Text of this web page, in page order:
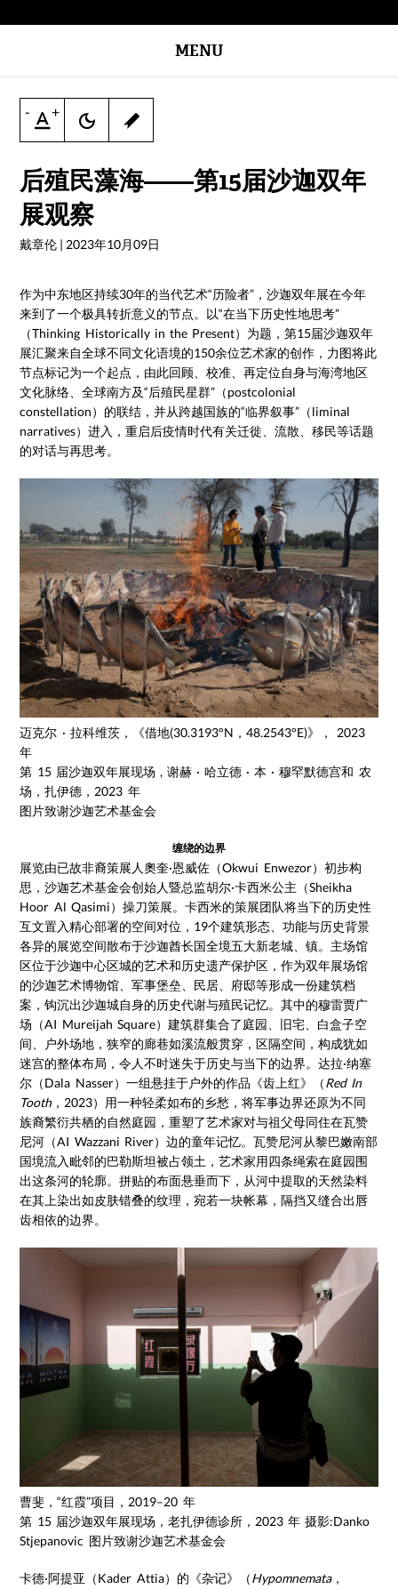
MENU
- +
后殖民藻海——第15届沙迦双年
展观察
戴章伦 | 2023年10月09日
作为中东地区持续30年的当代艺术“历险者”，沙迦双年展在今年
来到了一个极具转折意义的节点。以“在当下历史性地思考”
（Thinking Historically in the Present）为题，第15届沙迦双年
展汇聚来自全球不同文化语境的150余位艺术家的创作，力图将此
节点标记为一个起点，由此回顾、校准、再定位自身与海湾地区
文化脉络、全球南方及“后殖民星群”（postcolonial
constellation）的联结，并从跨越国族的“临界叙事”（liminal
narratives）进入，重启后疫情时代有关迁徙、流散、移民等话题
的对话与再思考。
迈克尔 · 拉科维茨，《借地(30.3193°N，48.2543°E)》， 2023
年
第 15 届沙迦双年展现场 , 谢赫 · 哈立德 · 本 · 穆罕默德宫和 农
场，扎伊德，2023 年
图片致谢沙迦艺术基金会
缠绕的边界
展览由已故非裔策展人奧奎·恩威佐（Okwui Enwezor）初步构
思，沙迦艺术基金会创始人暨总监胡尔·卡西米公主（Sheikha
Hoor Al Qasimi）操刀策展。卡西米的策展团队将当下的历史性
互文置入精心部署的空间对位，19个建筑形态、功能与历史背景
各异的展览空间散布于沙迦酋长国全境五大新老城、镇。主场馆
区位于沙迦中心区城的艺术和历史遗产保护区，作为双年展场馆
的沙迦艺术博物馆、军事堡垒、民居、府邸等形成一份建筑档
案，钩沉出沙迦城自身的历史代谢与殖民记忆。其中的穆雷贾广
场（AI Mureijah Square）建筑群集合了庭园、旧宅、白盒子空
间、户外场地，狭窄的廊巷如溪流般贯穿，区隔空间，构成犹如
迷宫的整体布局，令人不时迷失于历史与当下的边界。达拉·纳塞
尔（Dala Nasser）一组悬挂于户外的作品《齿上红》（Red In
Tooth，2023）用一种轻柔如布的乡愁，将军事边界还原为不同
族裔繁衍共栖的自然庭园，重塑了艺术家对与祖父母同住在瓦赞
尼河（AI Wazzani River）边的童年记忆。瓦赞尼河从黎巴嫩南部
国境流入毗邻的巴勒斯坦被占领土，艺术家用四条绳索在庭园围
出这条河的轮廓。拼贴的布面悬垂而下，从河中提取的天然染料
在其上染出如皮肤错叠的纹理，宛若一块帐幕，隔挡又缝合出唇
齿相依的边界。
曹斐，“红霞”项目，2019–20 年
第 15 届沙迦双年展现场，老扎伊德诊所，2023 年 摄影:Danko
Stjepanovic 图片致谢沙迦艺术基金会
卡德·阿提亚（Kader Attia）的《杂记》（Hypomnemata，